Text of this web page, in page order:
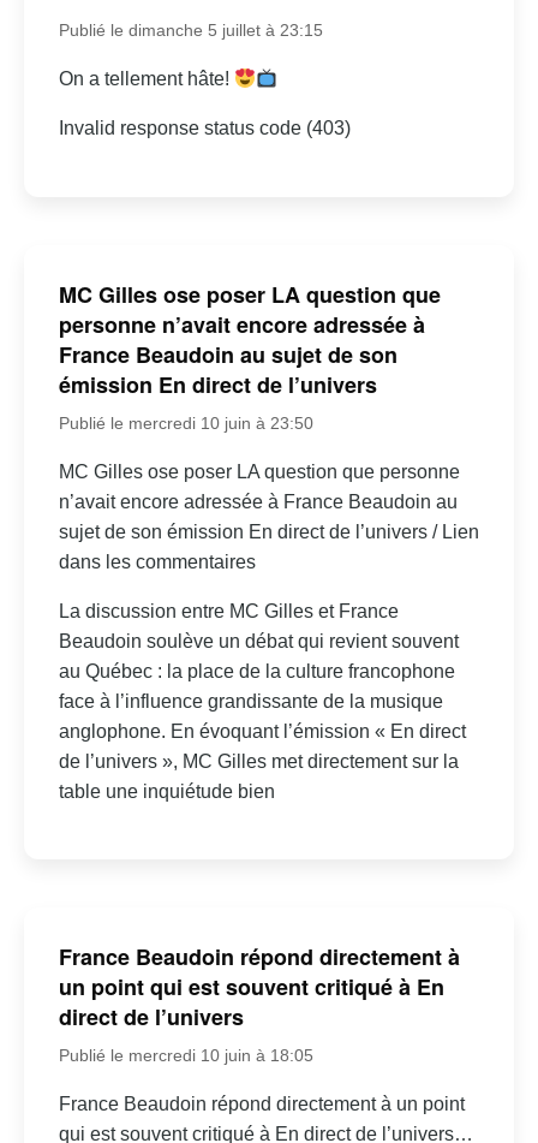
Publié le dimanche 5 juillet à 23:15
On a tellement hâte!
Invalid response status code (403)
MC Gilles ose poser LA question que
personne n’avait encore adressée à
France Beaudoin au sujet de son
émission En direct de l’univers
Publié le mercredi 10 juin à 23:50
MC Gilles ose poser LA question que personne
n’avait encore adressée à France Beaudoin au
sujet de son émission En direct de l’univers / Lien
dans les commentaires
La discussion entre MC Gilles et France
Beaudoin soulève un débat qui revient souvent
au Québec : la place de la culture francophone
face à l’influence grandissante de la musique
anglophone. En évoquant l’émission « En direct
de l’univers », MC Gilles met directement sur la
table une inquiétude bien
France Beaudoin répond directement à
un point qui est souvent critiqué à En
direct de l’univers
Publié le mercredi 10 juin à 18:05
France Beaudoin répond directement à un point
qui est souvent critiqué à En direct de l’univers…